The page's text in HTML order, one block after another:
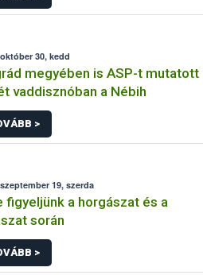
30, kedd
megyében is ASP-t mutatott
vaddisznóban a Nébih
>
19, szerda
figyeljünk a horgászat és a
során
>